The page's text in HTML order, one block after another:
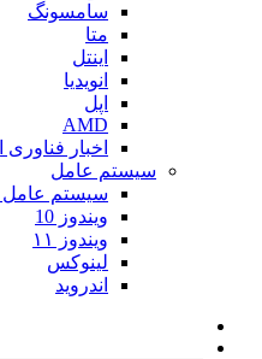
سامسونگ
متا
اینتل
انویدیا
اپل
AMD
اخبار
سیستم عامل
سیستم عامل
ویندوز 10
ویندوز ۱۱
لینوکس
اندروید